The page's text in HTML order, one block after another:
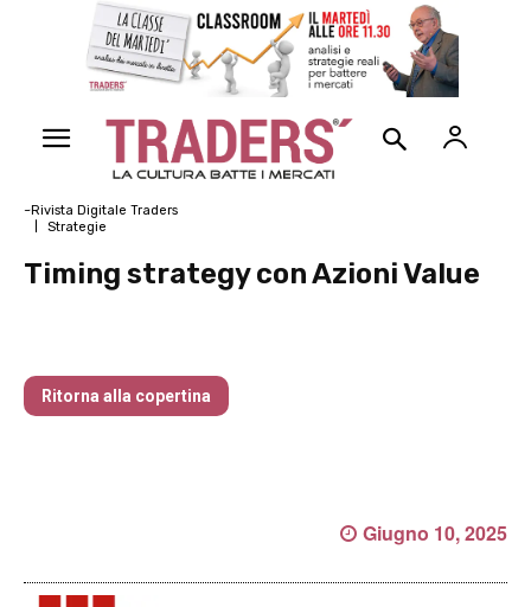
~Rivista Digitale Traders
Strategie
Timing strategy con Azioni Value
Ritorna alla copertina
Giugno 10, 2025